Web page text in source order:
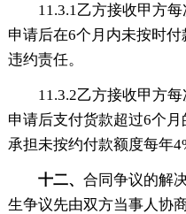
11.3.1乙方接收甲方
申请后在6个月内未按时
违约责任。
11.3.2乙方接收甲方
申请后支付货款超过6个
承担未按约付款额度每年
十二、 合同争议的解
生争议先由双方当事人协